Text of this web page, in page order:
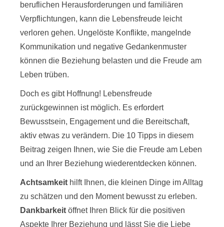
beruflichen Herausforderungen und familiären
Verpflichtungen, kann die Lebensfreude leicht
verloren gehen. Ungelöste Konflikte, mangelnde
Kommunikation und negative Gedankenmuster
können die Beziehung belasten und die Freude am
Leben trüben.
Doch es gibt Hoffnung! Lebensfreude
zurückgewinnen ist möglich. Es erfordert
Bewusstsein, Engagement und die Bereitschaft,
aktiv etwas zu verändern. Die 10 Tipps in diesem
Beitrag zeigen Ihnen, wie Sie die Freude am Leben
und an Ihrer Beziehung wiederentdecken können.
Achtsamkeit hilft Ihnen, die kleinen Dinge im Alltag
zu schätzen und den Moment bewusst zu erleben.
Dankbarkeit öffnet Ihren Blick für die positiven
Aspekte Ihrer Beziehung und lässt Sie die Liebe